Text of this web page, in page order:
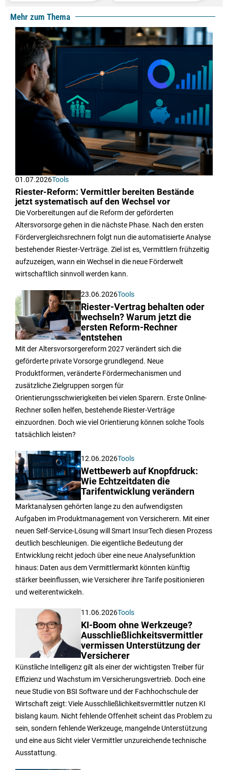
Mehr zum Thema
01.07.2026Tools
Riester-Reform: Vermittler bereiten Bestände
jetzt systematisch auf den Wechsel vor
Die Vorbereitungen auf die Reform der geförderten
Altersvorsorge gehen in die nächste Phase. Nach den ersten
Fördervergleichsrechnern folgt nun die automatisierte Analyse
bestehender Riester-Verträge. Ziel ist es, Vermittlern frühzeitig
aufzuzeigen, wann ein Wechsel in die neue Förderwelt
wirtschaftlich sinnvoll werden kann.
23.06.2026Tools
Riester-Vertrag behalten oder
wechseln? Warum jetzt die
ersten Reform-Rechner
entstehen
Mit der Altersvorsorgereform 2027 verändert sich die
geförderte private Vorsorge grundlegend. Neue
Produktformen, veränderte Fördermechanismen und
zusätzliche Zielgruppen sorgen für
Orientierungsschwierigkeiten bei vielen Sparern. Erste Online-
Rechner sollen helfen, bestehende Riester-Verträge
einzuordnen. Doch wie viel Orientierung können solche Tools
tatsächlich leisten?
12.06.2026Tools
Wettbewerb auf Knopfdruck:
Wie Echtzeitdaten die
Tarifentwicklung verändern
Marktanalysen gehörten lange zu den aufwendigsten
Aufgaben im Produktmanagement von Versicherern. Mit einer
neuen Self-Service-Lösung will Smart InsurTech diesen Prozess
deutlich beschleunigen. Die eigentliche Bedeutung der
Entwicklung reicht jedoch über eine neue Analysefunktion
hinaus: Daten aus dem Vermittlermarkt könnten künftig
stärker beeinflussen, wie Versicherer ihre Tarife positionieren
und weiterentwickeln.
11.06.2026Tools
KI-Boom ohne Werkzeuge?
Ausschließlichkeitsvermittler
vermissen Unterstützung der
Versicherer
Künstliche Intelligenz gilt als einer der wichtigsten Treiber für
Effizienz und Wachstum im Versicherungsvertrieb. Doch eine
neue Studie von BSI Software und der Fachhochschule der
Wirtschaft zeigt: Viele Ausschließlichkeitsvermittler nutzen KI
bislang kaum. Nicht fehlende Offenheit scheint das Problem zu
sein, sondern fehlende Werkzeuge, mangelnde Unterstützung
und eine aus Sicht vieler Vermittler unzureichende technische
Ausstattung.